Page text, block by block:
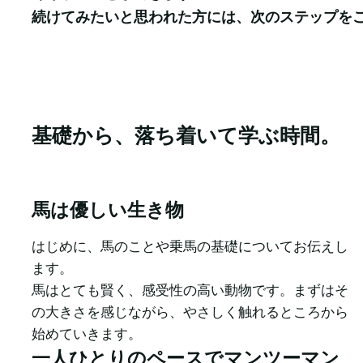
続けてみたいと思われた方には、次のステップを
基礎から、落ち着いて学ぶ時間。
馬は優しい生き物
はじめに、馬のことや乗馬の基礎についてお伝えし
ます。
馬はとても賢く、感受性の高い動物です。まずはそ
の大きさを感じながら、やさしく触れるところから
始めていきます。
一人ひとりのペースでマンツーマン